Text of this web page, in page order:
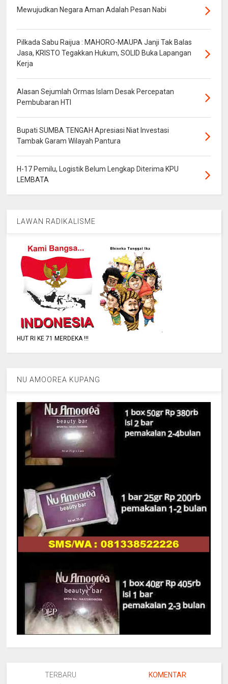
Mewujudkan Negara Aman Adalah Pesan Nabi
Pilkada Sabu Raijua : MAHORO-MAUPA Janji Tak Balas
Jasa, KRISTO Tegakkan Hukum, SOLID Buka Lapangan
Kerja
Alasan Sejumlah Ormas Islam Desak Percepatan
Pembubaran HTI
Bupati SUMBA TENGAH Apresiasi Niat Investasi
Tambak Garam Wilayah Pantura
H-17 Pemilu, Logistik Belum Lengkap Diterima KPU
LEMBATA
LAWAN RADIKALISME
HUT RI KE 71 MERDEKA !!!
NU AMOOREA KUPANG
TERBARU KOMENTAR